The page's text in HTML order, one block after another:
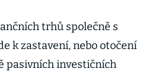
trhů společně s
k zastavení, nebo otočení
pasivních investičních